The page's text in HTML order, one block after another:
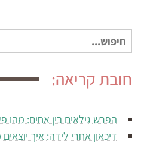
חיפוש
עבור:
חובת קריאה:
הפרש גילאים בין אחים: מהו
דיכאון אחרי לידה: איך